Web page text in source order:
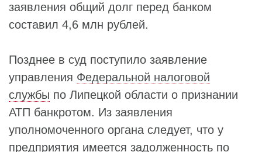
заявления общий долг перед банком
составил 4,6 млн рублей.
Позднее в суд поступило заявление
управления Федеральной налоговой
службы по Липецкой области о признании
АТП банкротом. Из заявления
уполномоченного органа следует, что у
предприятия имеется задолженность по